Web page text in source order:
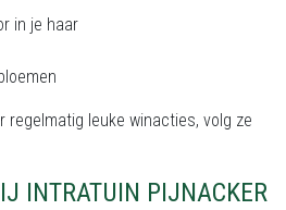
in je haar
regelmatig leuke winacties, volg ze
INTRATUIN PIJNACKER